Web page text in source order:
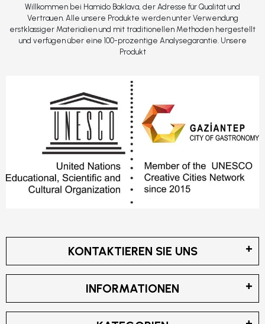
Willkommen bei Hamido Baklava, der Adresse für Qualität und
Vertrauen. Alle unsere Produkte werden unter Verwendung
erstklassiger Materialien und mit traditionellen Methoden hergestellt
und verfügen über eine 100-prozentige Analysegarantie. Unsere
Produkt
KONTAKTIEREN SIE UNS
INFORMATIONEN